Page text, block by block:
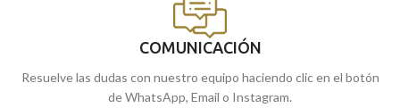
COMUNICACIÓN
Resuelve las dudas con nuestro equipo haciendo clic en el botón
de WhatsApp, Email o Instagram.